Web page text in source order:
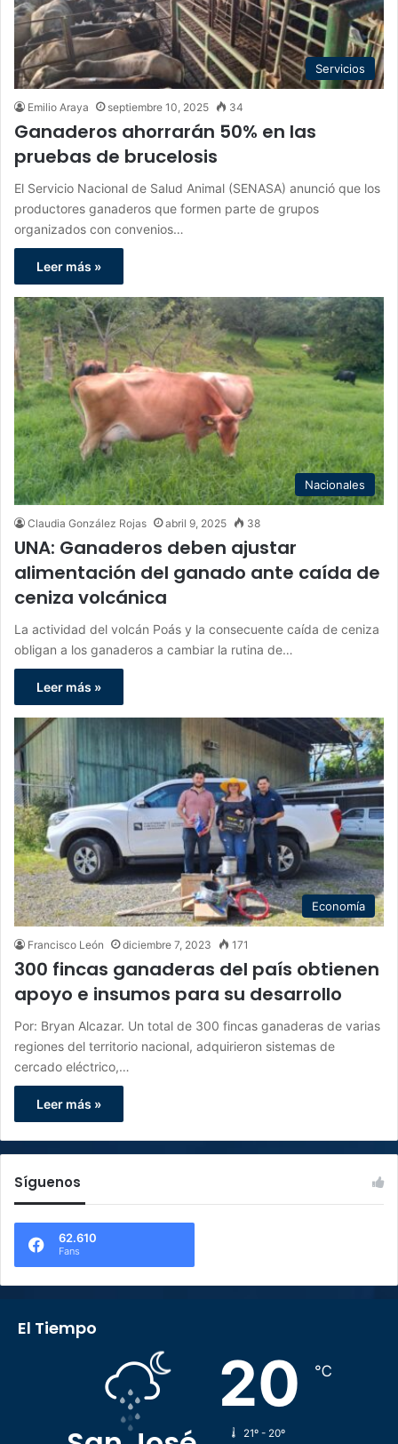
Servicios
Emilio Araya septiembre 10, 2025 34
Ganaderos ahorrarán 50% en las
pruebas de brucelosis
El Servicio Nacional de Salud Animal (SENASA) anunció que los
productores ganaderos que formen parte de grupos
organizados con convenios…
Leer más »
Nacionales
Claudia González Rojas abril 9, 2025 38
UNA: Ganaderos deben ajustar
alimentación del ganado ante caída de
ceniza volcánica
La actividad del volcán Poás y la consecuente caída de ceniza
obligan a los ganaderos a cambiar la rutina de…
Leer más »
Economía
Francisco León diciembre 7, 2023 171
300 fincas ganaderas del país obtienen
apoyo e insumos para su desarrollo
Por: Bryan Alcazar. Un total de 300 fincas ganaderas de varias
regiones del territorio nacional, adquirieron sistemas de
cercado eléctrico,…
Leer más »
Síguenos
62.610
Fans
El Tiempo
20 ℃
21º - 20º